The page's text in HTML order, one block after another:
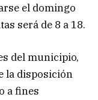
el domingo
será de 8 a 18.
del municipio,
la disposición
a fines